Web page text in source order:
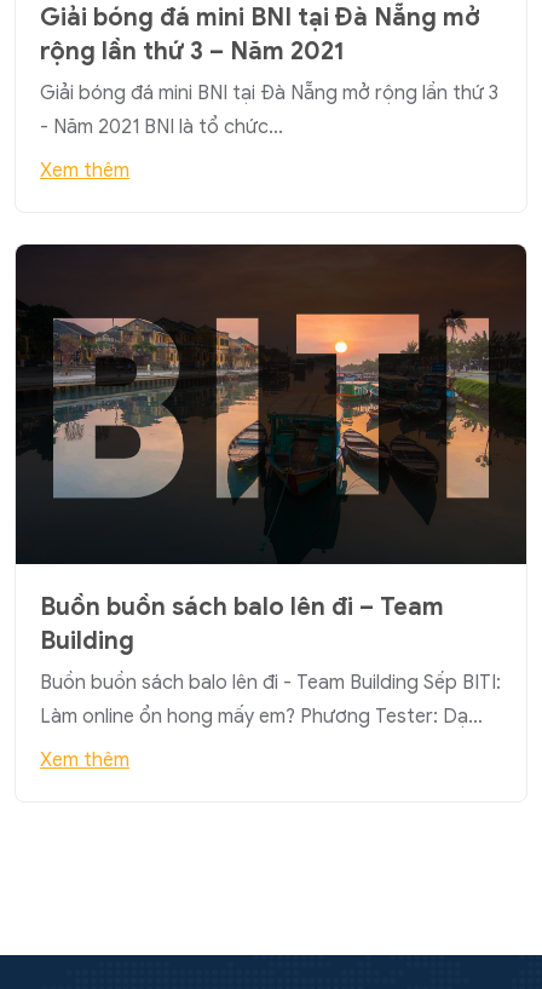
Giải bóng đá mini BNI tại Đà Nẵng mở
rộng lần thứ 3 – Năm 2021
Giải bóng đá mini BNI tại Đà Nẵng mở rộng lần thứ 3
- Năm 2021 BNI là tổ chức…
Xem thêm
Buồn buồn sách balo lên đi – Team
Building
Buồn buồn sách balo lên đi - Team Building Sếp BITI:
Làm online ổn hong mấy em? Phương Tester: Dạ…
Xem thêm